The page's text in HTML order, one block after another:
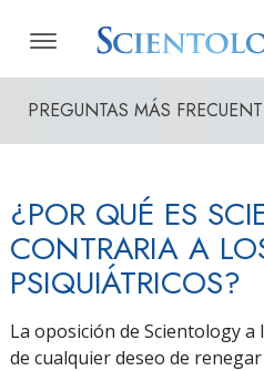
PREGUNTAS MÁS
¿POR QUÉ ES
CONTRARIA A
PSIQUIÁTRICOS?
La oposición de Scientology
de cualquier deseo de